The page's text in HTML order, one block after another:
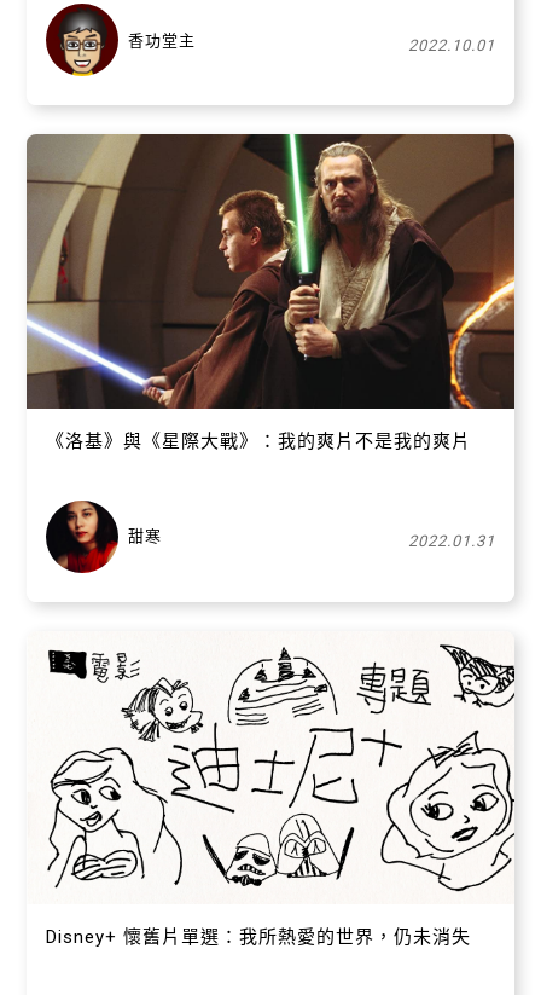
香功堂主 2022.10.01
《洛基》與《星際大戰》：我的爽片不是我的爽片
甜寒 2022.01.31
Disney+ 懷舊片單選：我所熱愛的世界，仍未消失
關閉